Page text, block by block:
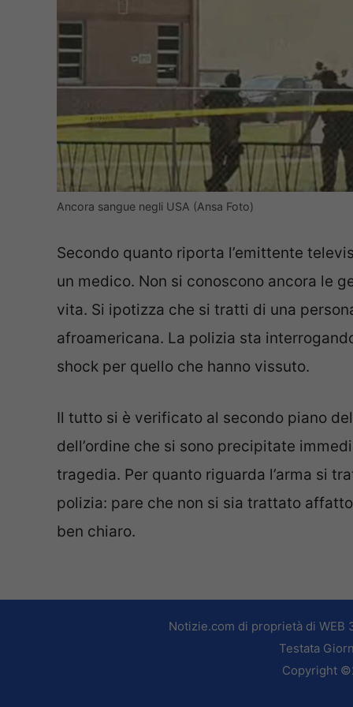
Ancora sangue negli USA (Ansa Foto)
Secondo quanto riporta l’emittente
un medico. Non si conoscono ancora le
vita. Si ipotizza che si tratti di una
afroamericana. La polizia sta
shock per quello che hanno vissuto.
Il tutto si è verificato al secondo piano
dell’ordine che si sono precipitate
tragedia. Per quanto riguarda l’arma si
polizia: pare che non si sia trattato
ben chiaro.
Notizie.com di proprietà di WEB
Testata
Copyright